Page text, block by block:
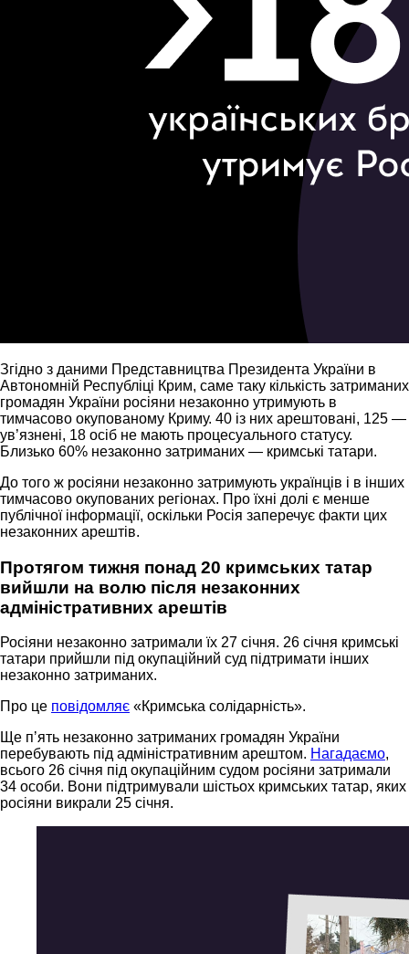
Згідно з даними Представництва Президента України в
Автономній Республіці Крим, саме таку кількість затриманих
громадян України росіяни незаконно утримують в
тимчасово окупованому Криму. 40 із них арештовані, 125 —
ув’язнені, 18 осіб не мають процесуального статусу.
Близько 60% незаконно затриманих — кримські татари.
До того ж росіяни незаконно затримують українців і в інших
тимчасово окупованих регіонах. Про їхні долі є менше
публічної інформації, оскільки Росія заперечує факти цих
незаконних арештів.
Протягом тижня понад 20 кримських татар
вийшли на волю після незаконних
адміністративних арештів
Росіяни незаконно затримали їх 27 січня. 26 січня кримські
татари прийшли під окупаційний суд підтримати інших
незаконно затриманих.
Про це повідомляє «Кримська солідарність».
Ще пʼять незаконно затриманих громадян України
перебувають під адміністративним арештом. Нагадаємо,
всього 26 січня під окупаційним судом росіяни затримали
34 особи. Вони підтримували шістьох кримських татар, яких
росіяни викрали 25 січня.